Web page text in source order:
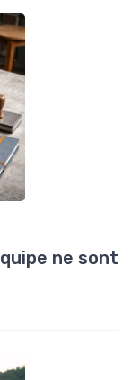
ne sont